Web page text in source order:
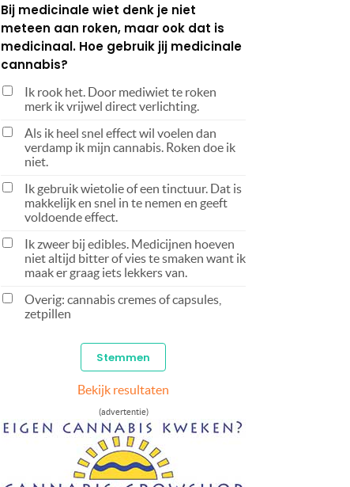
Bij medicinale wiet denk je niet
meteen aan roken, maar ook dat is
medicinaal. Hoe gebruik jij medicinale
cannabis?
Ik rook het. Door mediwiet te roken
merk ik vrijwel direct verlichting.
Als ik heel snel effect wil voelen dan
verdamp ik mijn cannabis. Roken doe ik
niet.
Ik gebruik wietolie of een tinctuur. Dat is
makkelijk en snel in te nemen en geeft
voldoende effect.
Ik zweer bij edibles. Medicijnen hoeven
niet altijd bitter of vies te smaken want ik
maak er graag iets lekkers van.
Overig: cannabis cremes of capsules,
zetpillen
Bekijk resultaten
(advertentie)